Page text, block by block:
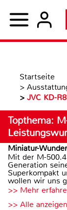
Startseite
>
> JVC KD-
Topthema:
Miniatur-
Mit der M-
Generation
Superkompakt
wollen wir uns
>> Mehr
>> Alle anzeigen